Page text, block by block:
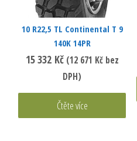
10 R22,5 TL Continental T 9
140K 14PR
15 332 Kč (12 671 Kčbez
DPH)
Čtěte více